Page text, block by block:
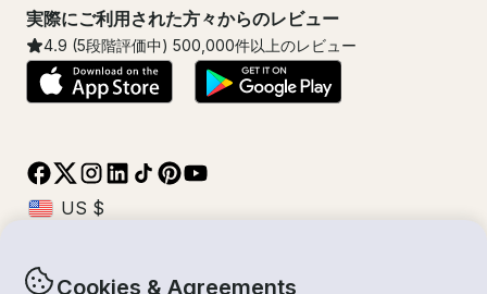
Cookies & Agreements
実際にご利用された方々からのレビュー
4.9 (5段階評価中) 500,000件以上のレビュー